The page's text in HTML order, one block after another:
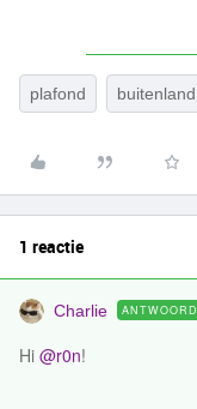
plafond buitenland
1 reactie
Charlie ANTWOORD
Hi @r0n!